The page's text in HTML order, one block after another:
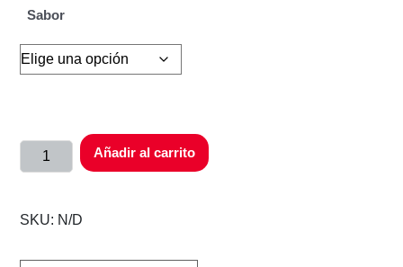
Sabor
Añadir al carrito
SKU: N/D